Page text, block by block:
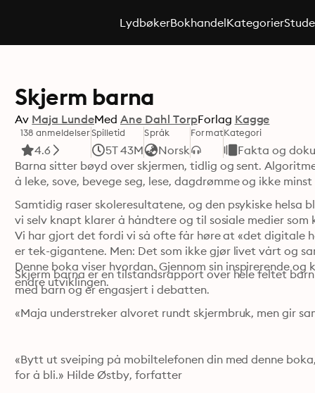
LydbøkerBokhandelKategorier
Skjerm barna
Av Maja LundeMed Ane Dahl TorpForlag Kagge
138 anmeldelser
4.6
Spilletid
5T 43M
Språk
Norsk
FormatKategori
Fakta og
Barna sitter bøyd over skjermen, tidlig og sent.
Samtidig raser skoleresultatene, og den psykiske
vi selv knapt klarer å håndtere og til sosiale medier
Vi har gjort det fordi vi så ofte får høre at «det digitale
er tek-gigantene. Men: Det som ikke gjør livet vårt og
Denne boka viser hvordan. Gjennom sin inspirerende
endre utviklingen.
Skjerm barna er en tilstandsrapport over hele feltet
med barn og er engasjert i debatten.
«Maja understreker alvoret rundt skjermbruk, men gir
«Bytt ut sveiping på mobiltelefonen din med denne
for å bli.» Hilde Østby, forfatter